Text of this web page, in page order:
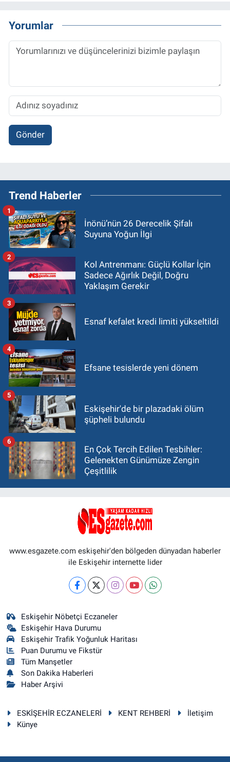
Yorumlar
Gönder
Trend Haberler
İnönü’nün 26 Derecelik Şifalı
Suyuna Yoğun İlgi
1
Kol Antrenmanı: Güçlü Kollar İçin
Sadece Ağırlık Değil, Doğru
Yaklaşım Gerekir
2
Esnaf kefalet kredi limiti yükseltildi
3
Efsane tesislerde yeni dönem
4
Eskişehir'de bir plazadaki ölüm
şüpheli bulundu
5
En Çok Tercih Edilen Tesbihler:
Gelenekten Günümüze Zengin
Çeşitlilik
6
www.esgazete.com eskişehir'den bölgeden dünyadan haberler
ile Eskişehir internette lider
Eskişehir Nöbetçi Eczaneler
Eskişehir Hava Durumu
Eskişehir Trafik Yoğunluk Haritası
Puan Durumu ve Fikstür
Tüm Manşetler
Son Dakika Haberleri
Haber Arşivi
ESKİŞEHİR ECZANELERİ KENT REHBERİ
İletişim
Künye